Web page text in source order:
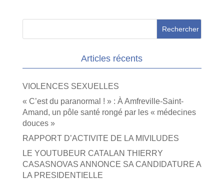
Articles récents
VIOLENCES SEXUELLES
« C’est du paranormal ! » : À Amfreville-Saint-
Amand, un pôle santé rongé par les « médecines
douces »
RAPPORT D’ACTIVITE DE LA MIVILUDES
LE YOUTUBEUR CATALAN THIERRY
CASASNOVAS ANNONCE SA CANDIDATURE A
LA PRESIDENTIELLE